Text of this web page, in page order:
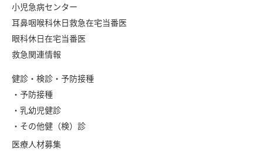
小児急病センター
耳鼻咽喉科休日救急在宅当番医
眼科休日在宅当番医
救急関連情報
健診・検診・予防接種
・予防接種
・乳幼児健診
・その他健（検）診
医療人材募集